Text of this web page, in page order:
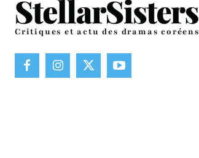
Critiques et actu des dramas coréens